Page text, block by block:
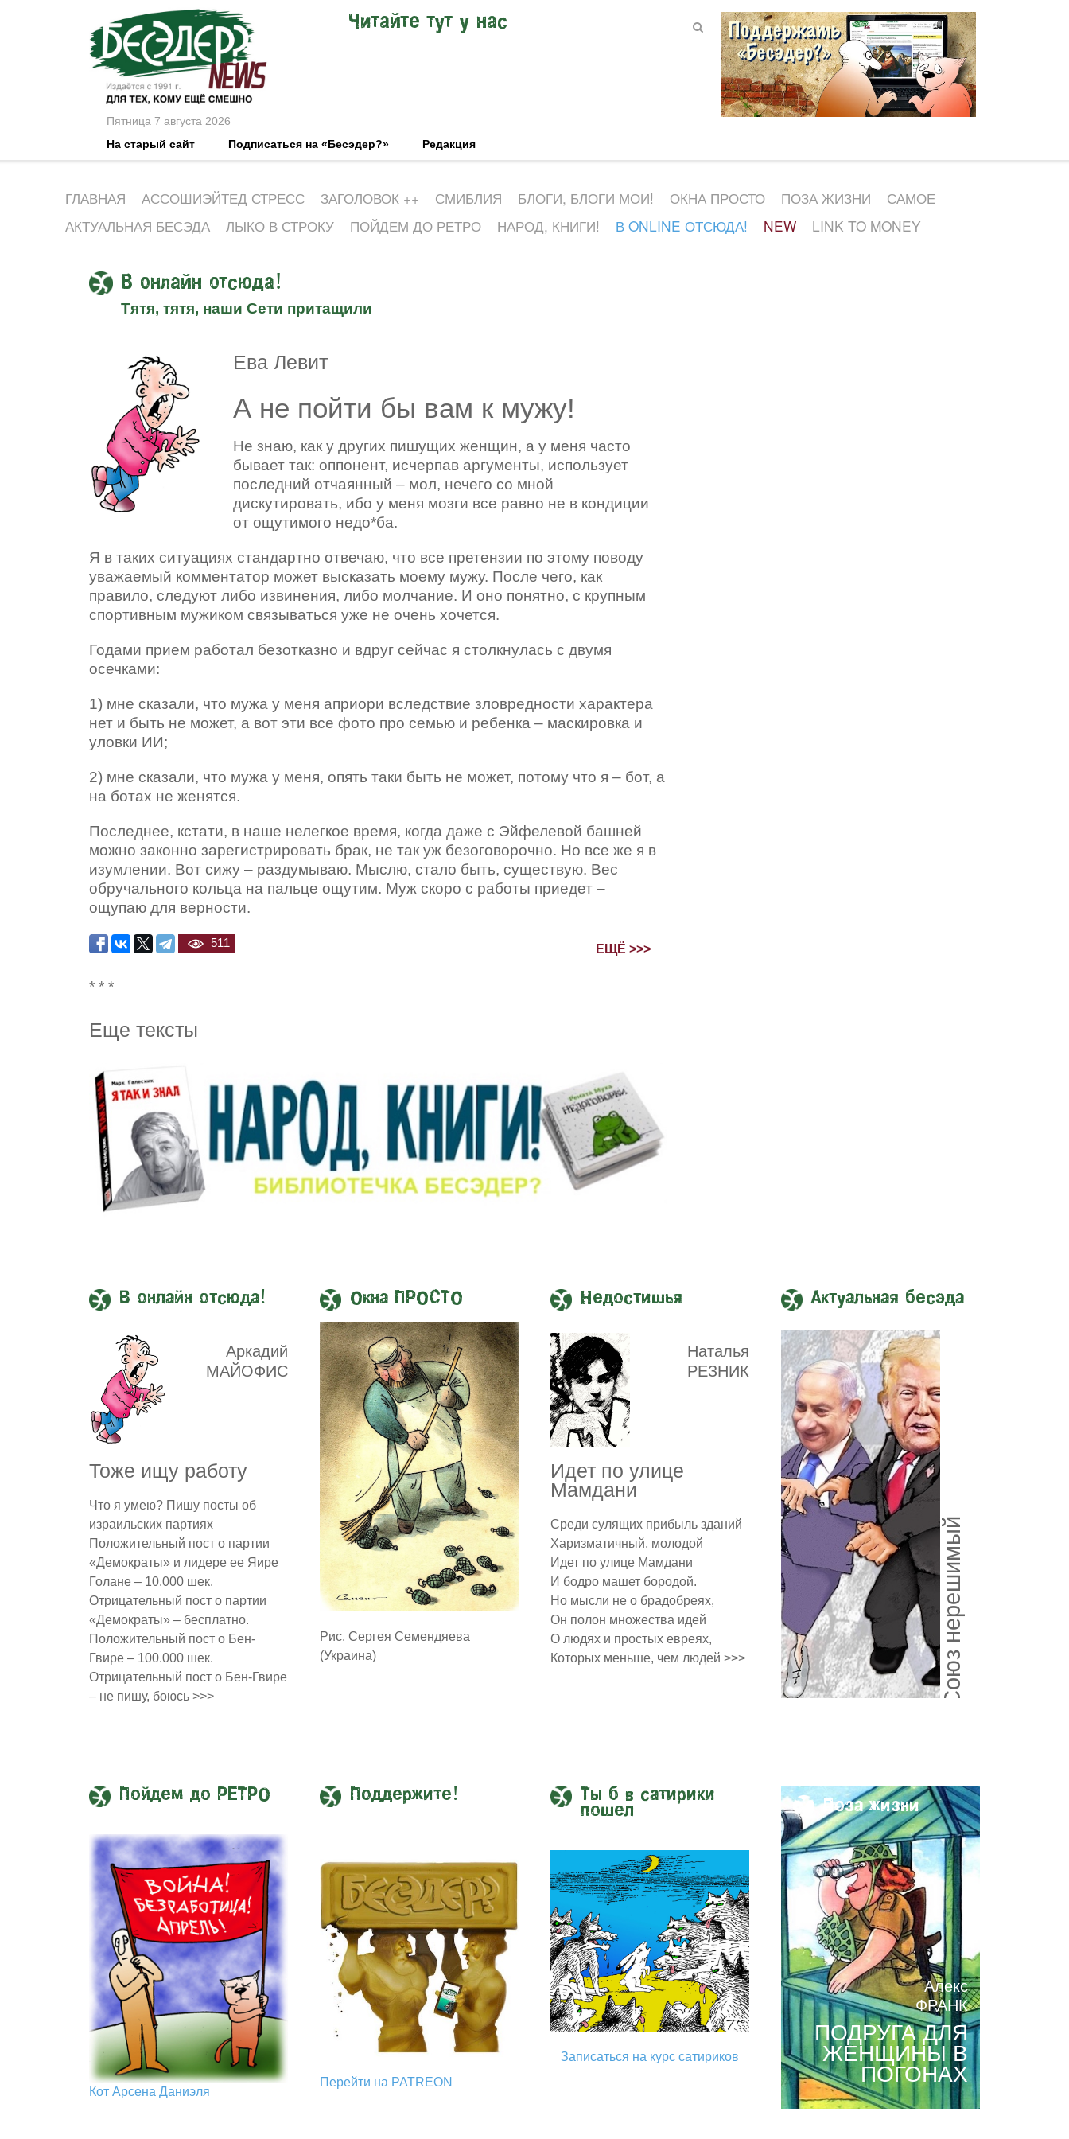
Пятница 7 августа 2026
Читайте тут у нас
На старый сайт Подписаться на «Бесэдер?» Редакция
ГЛАВНАЯ АССОШИЭЙТЕД СТРЕСС ЗАГОЛОВОК ++ СМИБЛИЯ БЛОГИ, БЛОГИ МОИ! ОКНА ПРОСТО ПОЗА ЖИЗНИ
САМОЕ
АКТУАЛЬНАЯ БЕСЭДА
ЛЫКО В СТРОКУ ПОЙДЕМ ДО РЕТРО НАРОД, КНИГИ! В ONLINE ОТСЮДА! NEW LINK TO MONEY
В онлайн отсюда!
Тятя, тятя, наши Сети притащили
Ева Левит
А не пойти бы вам к мужу!
Не знаю, как у других пишущих женщин, а у меня часто
бывает так: оппонент, исчерпав аргументы, использует
последний отчаянный – мол, нечего со мной
дискутировать, ибо у меня мозги все равно не в кондиции
от ощутимого недо*ба.
Я в таких ситуациях стандартно отвечаю, что все претензии по этому поводу
уважаемый комментатор может высказать моему мужу. После чего, как
правило, следуют либо извинения, либо молчание. И оно понятно, с крупным
спортивным мужиком связываться уже не очень хочется.
Годами прием работал безотказно и вдруг сейчас я столкнулась с двумя
осечками:
1) мне сказали, что мужа у меня априори вследствие зловредности характера
нет и быть не может, а вот эти все фото про семью и ребенка – маскировка и
уловки ИИ;
2) мне сказали, что мужа у меня, опять таки быть не может, потому что я – бот, а
на ботах не женятся.
Последнее, кстати, в наше нелегкое время, когда даже с Эйфелевой башней
можно законно зарегистрировать брак, не так уж безоговорочно. Но все же я в
изумлении. Вот сижу – раздумываю. Мыслю, стало быть, существую. Вес
обручального кольца на пальце ощутим. Муж скоро с работы приедет –
ощупаю для верности.
511 ЕЩЁ >>>
* * *
Еще тексты
В онлайн отсюда!
Аркадий
МАЙОФИС
Тоже ищу работу
Что я умею? Пишу посты об
израильских партиях
Положительный пост о партии
«Демократы» и лидере ее Яире
Голане – 10.000 шек.
Отрицательный пост о партии
«Демократы» – бесплатно.
Положительный пост о Бен-
Гвире – 100.000 шек.
Отрицательный пост о Бен-Гвире
– не пишу, боюсь >>>
Окна ПРОСТО
Рис. Сергея Семендяева
(Украина)
Недостишья
Наталья
РЕЗНИК
Идет по улице
Мамдани
Среди сулящих прибыль зданий
Харизматичный, молодой
Идет по улице Мамдани
И бодро машет бородой.
Но мысли не о брадобреях,
Он полон множества идей
О людях и простых евреях,
Которых меньше, чем людей >>>
Актуальная бесэда
Союз нерешимый
Пойдем до РЕТРО
Кот Арcена Даниэля
Поддержите!
Перейти на PATREON
Ты б в сатирики
пошел
Записаться на курс сатириков
Поза жизни
Алекс
ФРАНК
ПОДРУГА ДЛЯ
ЖЕНЩИНЫ В
ПОГОНАХ